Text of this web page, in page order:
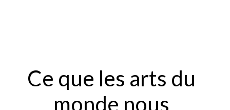
Ce que les arts du
monde nous